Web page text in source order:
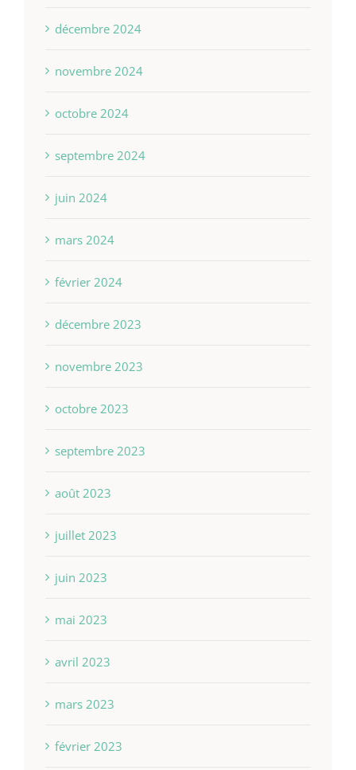
décembre 2024
novembre 2024
octobre 2024
septembre 2024
juin 2024
mars 2024
février 2024
décembre 2023
novembre 2023
octobre 2023
septembre 2023
août 2023
juillet 2023
juin 2023
mai 2023
avril 2023
mars 2023
février 2023